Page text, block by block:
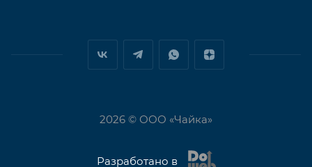
2026 © ООО «Чайка»
Разработано в